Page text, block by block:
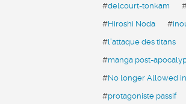
#delcourt-tonkam
#Hiroshi Noda #
#l'attaque des titans
#manga post-
#No longer Allowed
#protagoniste passif